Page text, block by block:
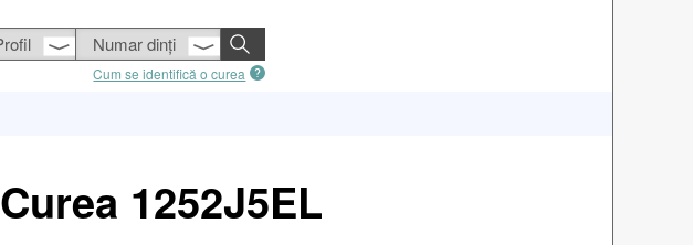
Cum se identifică o curea
Curea 1252J5EL